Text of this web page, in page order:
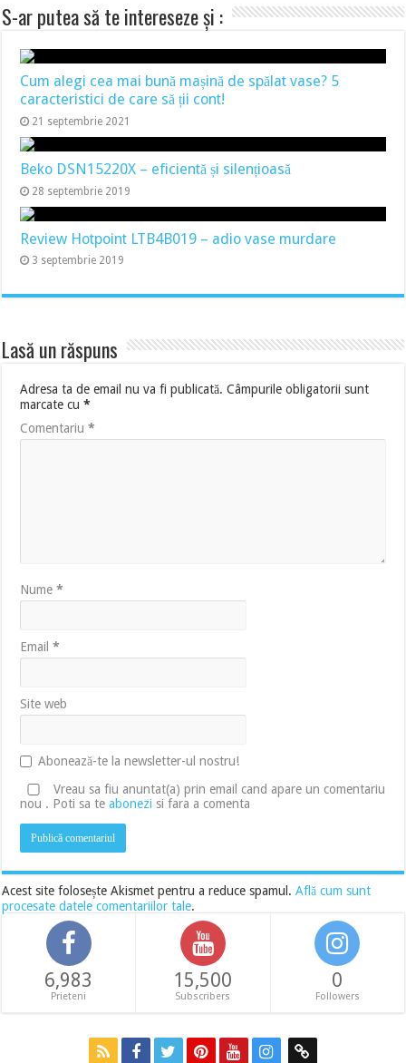
S-ar putea să te intereseze și :
Cum alegi cea mai bună mașină de spălat vase? 5
caracteristici de care să ții cont!
21 septembrie 2021
Beko DSN15220X – eficientă și silențioasă
28 septembrie 2019
Review Hotpoint LTB4B019 – adio vase murdare
3 septembrie 2019
Lasă un răspuns
Adresa ta de email nu va fi publicată. Câmpurile obligatorii sunt
marcate cu*
Comentariu*
Nume*
Email*
Site web
Abonează-te la newsletter-ul nostru!
Vreau sa fiu anuntat(a) prin email cand apare un comentariu
nou . Poti sa teabonezi si fara a comenta
Acest site folosește Akismet pentru a reduce spamul.Află cum sunt
procesate datele comentariilor tale.
6,983
Prieteni
15,500
Subscribers
0
Followers